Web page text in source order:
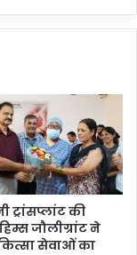
ट्रांसप्लांट की
जौलीग्रांट ने
सेवाओं का